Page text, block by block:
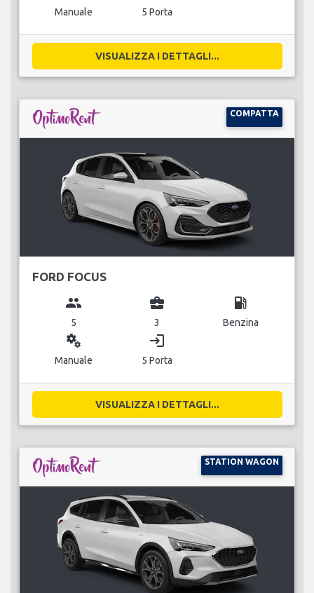
Manuale 5 Porta
VISUALIZZA I DETTAGLI...
COMPATTA
FORD FOCUS
group
5
business_center
3
local_gas_station
Benzina
miscellaneous_services
Manuale
login
5 Porta
VISUALIZZA I DETTAGLI...
STATION WAGON